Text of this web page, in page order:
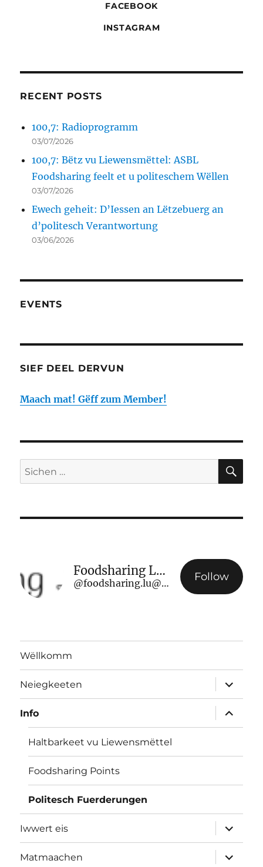
FACEBOOK
INSTAGRAM
RECENT POSTS
100,7: Radioprogramm
03/07/2026
100,7: Bëtz vu Liewensmëttel: ASBL
Foodsharing feelt et u politeschem Wëllen
03/07/2026
Ewech geheit: D’Iessen an Lëtzebuerg an
d’politesch Verantwortung
03/06/2026
EVENTS
SIEF DEEL DERVUN
Maach mat! Gëff zum Member!
Sichen
no:
Foodsharing Luxembourg
@foodsharing.lu@www.foodsharing.lu
Follow
Wëllkomm
Neiegkeeten
Info
Haltbarkeet vu Liewensmëttel
Foodsharing Points
Politesch Fuerderungen
Iwwert eis
Matmaachen